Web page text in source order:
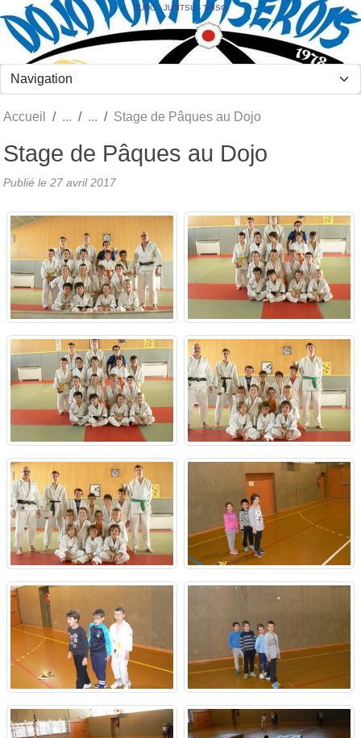
JUDO - JUJITSU - TAÏSO
Accueil Stage de Pâques au Dojo
Stage de Pâques au Dojo
Publié le 27 avril 2017
Panneau de gestion des cookies